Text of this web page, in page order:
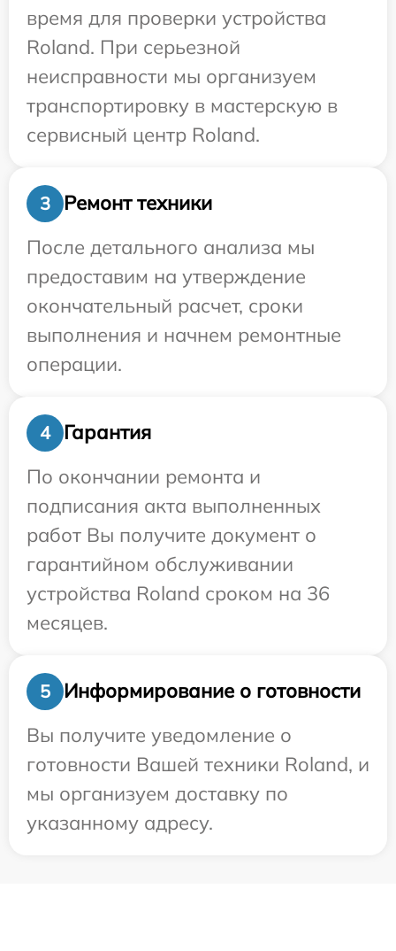
время для проверки устройства
Roland. При серьезной
неисправности мы организуем
транспортировку в мастерскую в
сервисный центр Roland.
3
Ремонт техники
После детального анализа мы
предоставим на утверждение
окончательный расчет, сроки
выполнения и начнем ремонтные
операции.
4
Гарантия
По окончании ремонта и
подписания акта выполненных
работ Вы получите документ о
гарантийном обслуживании
устройства Roland сроком на 36
месяцев.
5
Информирование о готовности
Вы получите уведомление о
готовности Вашей техники Roland, и
мы организуем доставку по
указанному адресу.